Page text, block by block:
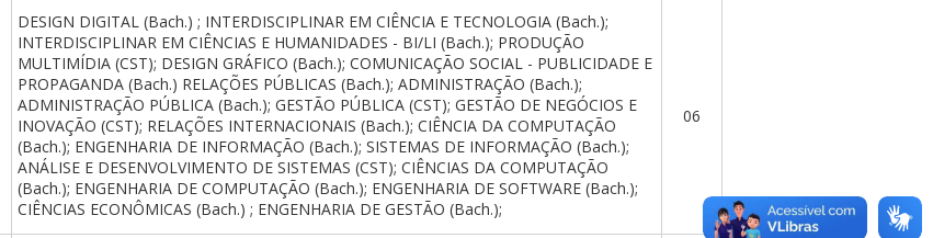
DESIGN DIGITAL (Bach.) ; INTERDISCIPLINAR EM CIÊNCIA E TECNOLOGIA (Bach.);
INTERDISCIPLINAR EM CIÊNCIAS E HUMANIDADES - BI/LI (Bach.); PRODUÇÃO
MULTIMÍDIA (CST); DESIGN GRÁFICO (Bach.); COMUNICAÇÃO SOCIAL - PUBLICIDADE E
PROPAGANDA (Bach.) RELAÇÕES PÚBLICAS (Bach.); ADMINISTRAÇÃO (Bach.);
ADMINISTRAÇÃO PÚBLICA (Bach.); GESTÃO PÚBLICA (CST); GESTÃO DE NEGÓCIOS E
INOVAÇÃO (CST); RELAÇÕES INTERNACIONAIS (Bach.); CIÊNCIA DA COMPUTAÇÃO
(Bach.); ENGENHARIA DE INFORMAÇÃO (Bach.); SISTEMAS DE INFORMAÇÃO (Bach.);
ANÁLISE E DESENVOLVIMENTO DE SISTEMAS (CST); CIÊNCIAS DA COMPUTAÇÃO
(Bach.); ENGENHARIA DE COMPUTAÇÃO (Bach.); ENGENHARIA DE SOFTWARE (Bach.);
CIÊNCIAS ECONÔMICAS (Bach.) ; ENGENHARIA DE GESTÃO (Bach.);
06